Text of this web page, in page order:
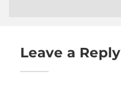
Leave a Reply